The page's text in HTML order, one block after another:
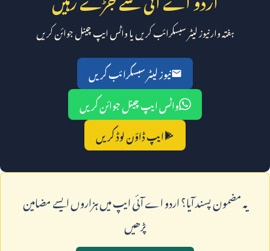
ہفتہ وار نیوز لیٹر سبسکرائب کریں یا واٹس ایپ چینل جوائن کریں
نیوز لیٹر سبسکرائب کریں
واٹس ایپ چینل جوائن کریں
ایپ ڈاؤن لوڈ کریں
يہ مضمون پسند آيا؟ اردو اے آئی ايپ ميں ہزاروں ايسے مضامين
پڑھيں